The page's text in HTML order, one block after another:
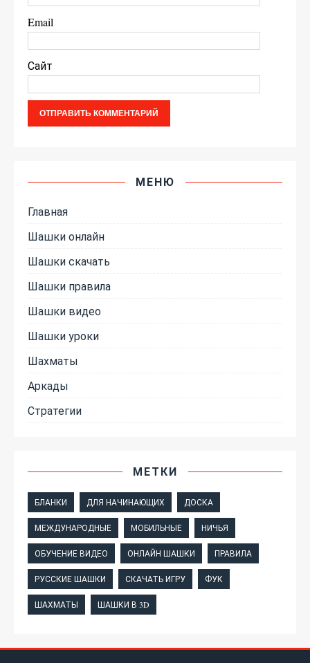
Email
Сайт
МЕНЮ
Главная
Шашки онлайн
Шашки скачать
Шашки правила
Шашки видео
Шашки уроки
Шахматы
Аркады
Стратегии
МЕТКИ
БЛАНКИ ДЛЯ НАЧИНАЮЩИХ ДОСКА
МЕЖДУНАРОДНЫЕ МОБИЛЬНЫЕ НИЧЬЯ
ОБУЧЕНИЕ ВИДЕО ОНЛАЙН ШАШКИ ПРАВИЛА
РУССКИЕ ШАШКИ СКАЧАТЬ ИГРУ ФУК
ШАХМАТЫ ШАШКИ В 3D